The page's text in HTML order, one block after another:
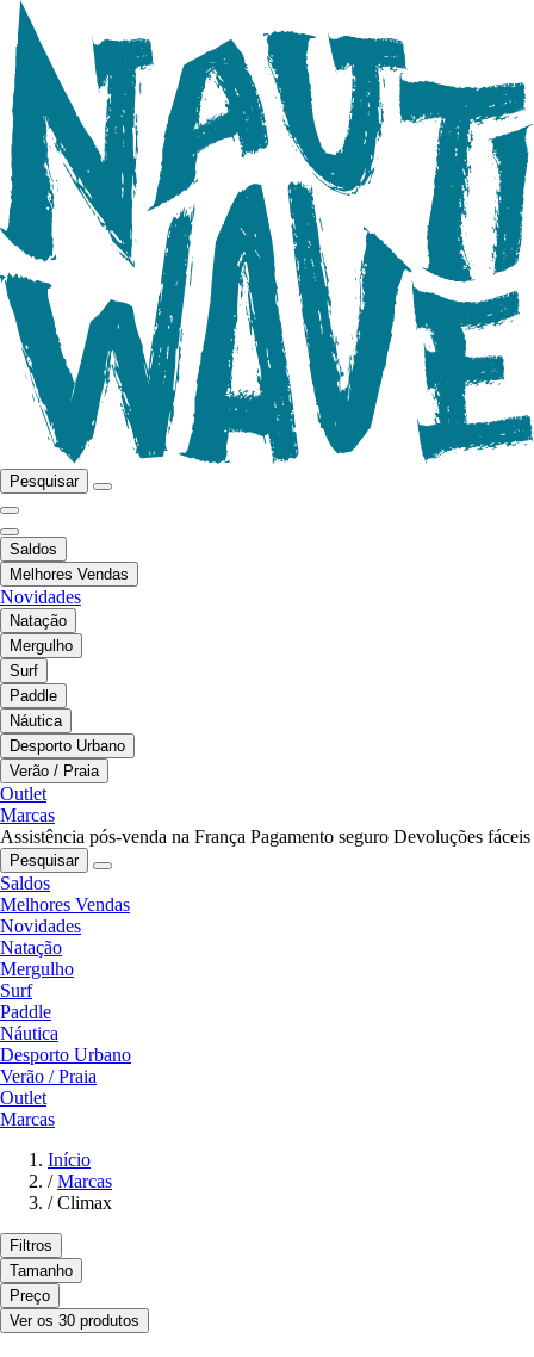
Pesquisar
Saldos
Melhores Vendas
Novidades
Natação
Mergulho
Surf
Paddle
Náutica
Desporto Urbano
Verão / Praia
Outlet
Marcas
Assistência pós-venda na França Pagamento seguro Devoluções fáceis
Pesquisar
Saldos
Melhores Vendas
Novidades
Natação
Mergulho
Surf
Paddle
Náutica
Desporto Urbano
Verão / Praia
Outlet
Marcas
Início
/ Marcas
/ Climax
Filtros
Tamanho
Preço
Ver os 30 produtos